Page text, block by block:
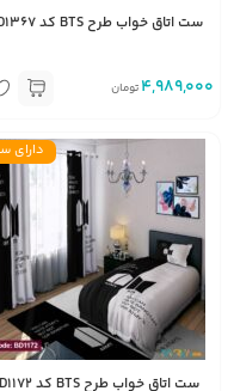
ست اتاق خواب طرح BTS کد BD1367
4,989,000 تومان
دارای
ست اتاق خواب طرح BTS کد BD1172